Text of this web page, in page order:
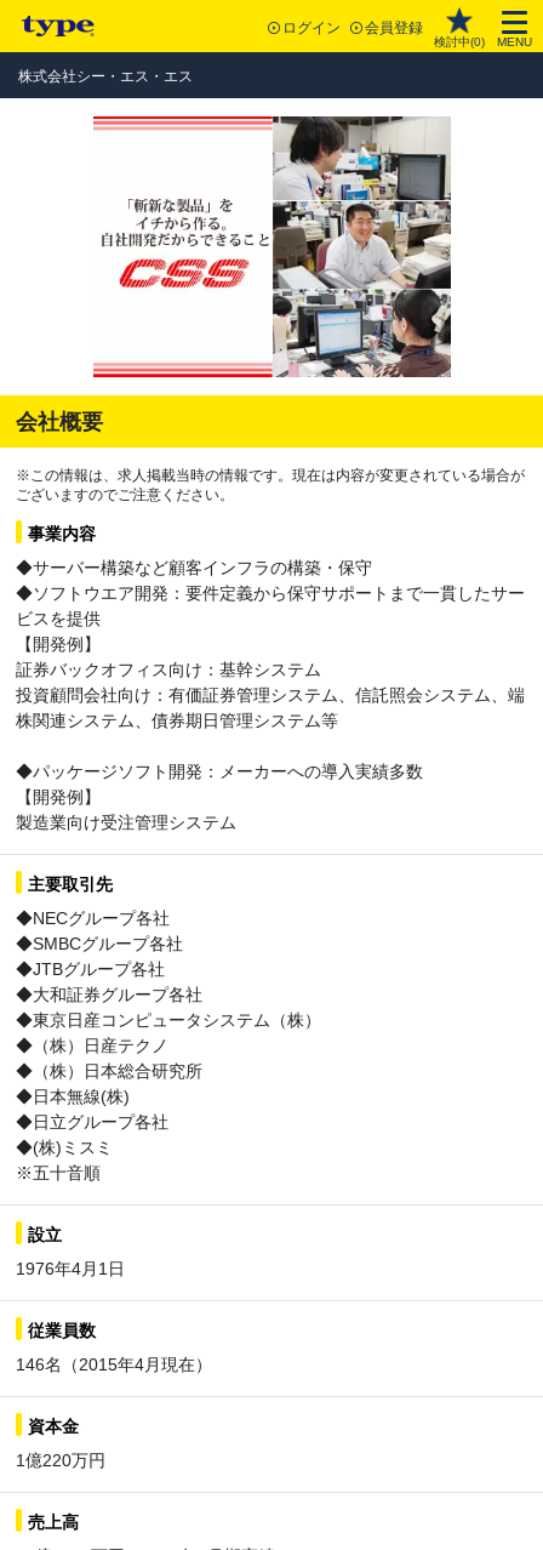
ログイン 会員登録
検討中(0) MENU
株式会社シー・エス・エス
会社概要
※この情報は、求人掲載当時の情報です。現在は内容が変更されている場合が
ございますのでご注意ください。
事業内容
◆サーバー構築など顧客インフラの構築・保守
◆ソフトウエア開発：要件定義から保守サポートまで一貫したサー
ビスを提供
【開発例】
証券バックオフィス向け：基幹システム
投資顧問会社向け：有価証券管理システム、信託照会システム、端
株関連システム、債券期日管理システム等
◆パッケージソフト開発：メーカーへの導入実績多数
【開発例】
製造業向け受注管理システム
主要取引先
◆NECグループ各社
◆SMBCグループ各社
◆JTBグループ各社
◆大和証券グループ各社
◆東京日産コンピュータシステム（株）
◆（株）日産テクノ
◆（株）日本総合研究所
◆日本無線(株)
◆日立グループ各社
◆(株)ミスミ
※五十音順
設立
1976年4月1日
従業員数
146名（2015年4月現在）
資本金
1億220万円
売上高